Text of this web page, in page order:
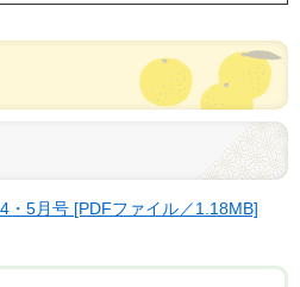
・5月号 [PDFファイル／1.18MB]